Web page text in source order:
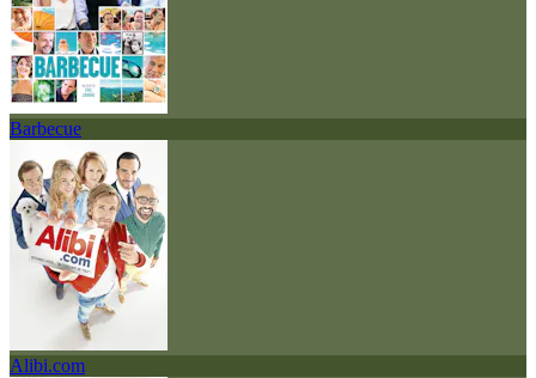
Barbecue
Alibi.com